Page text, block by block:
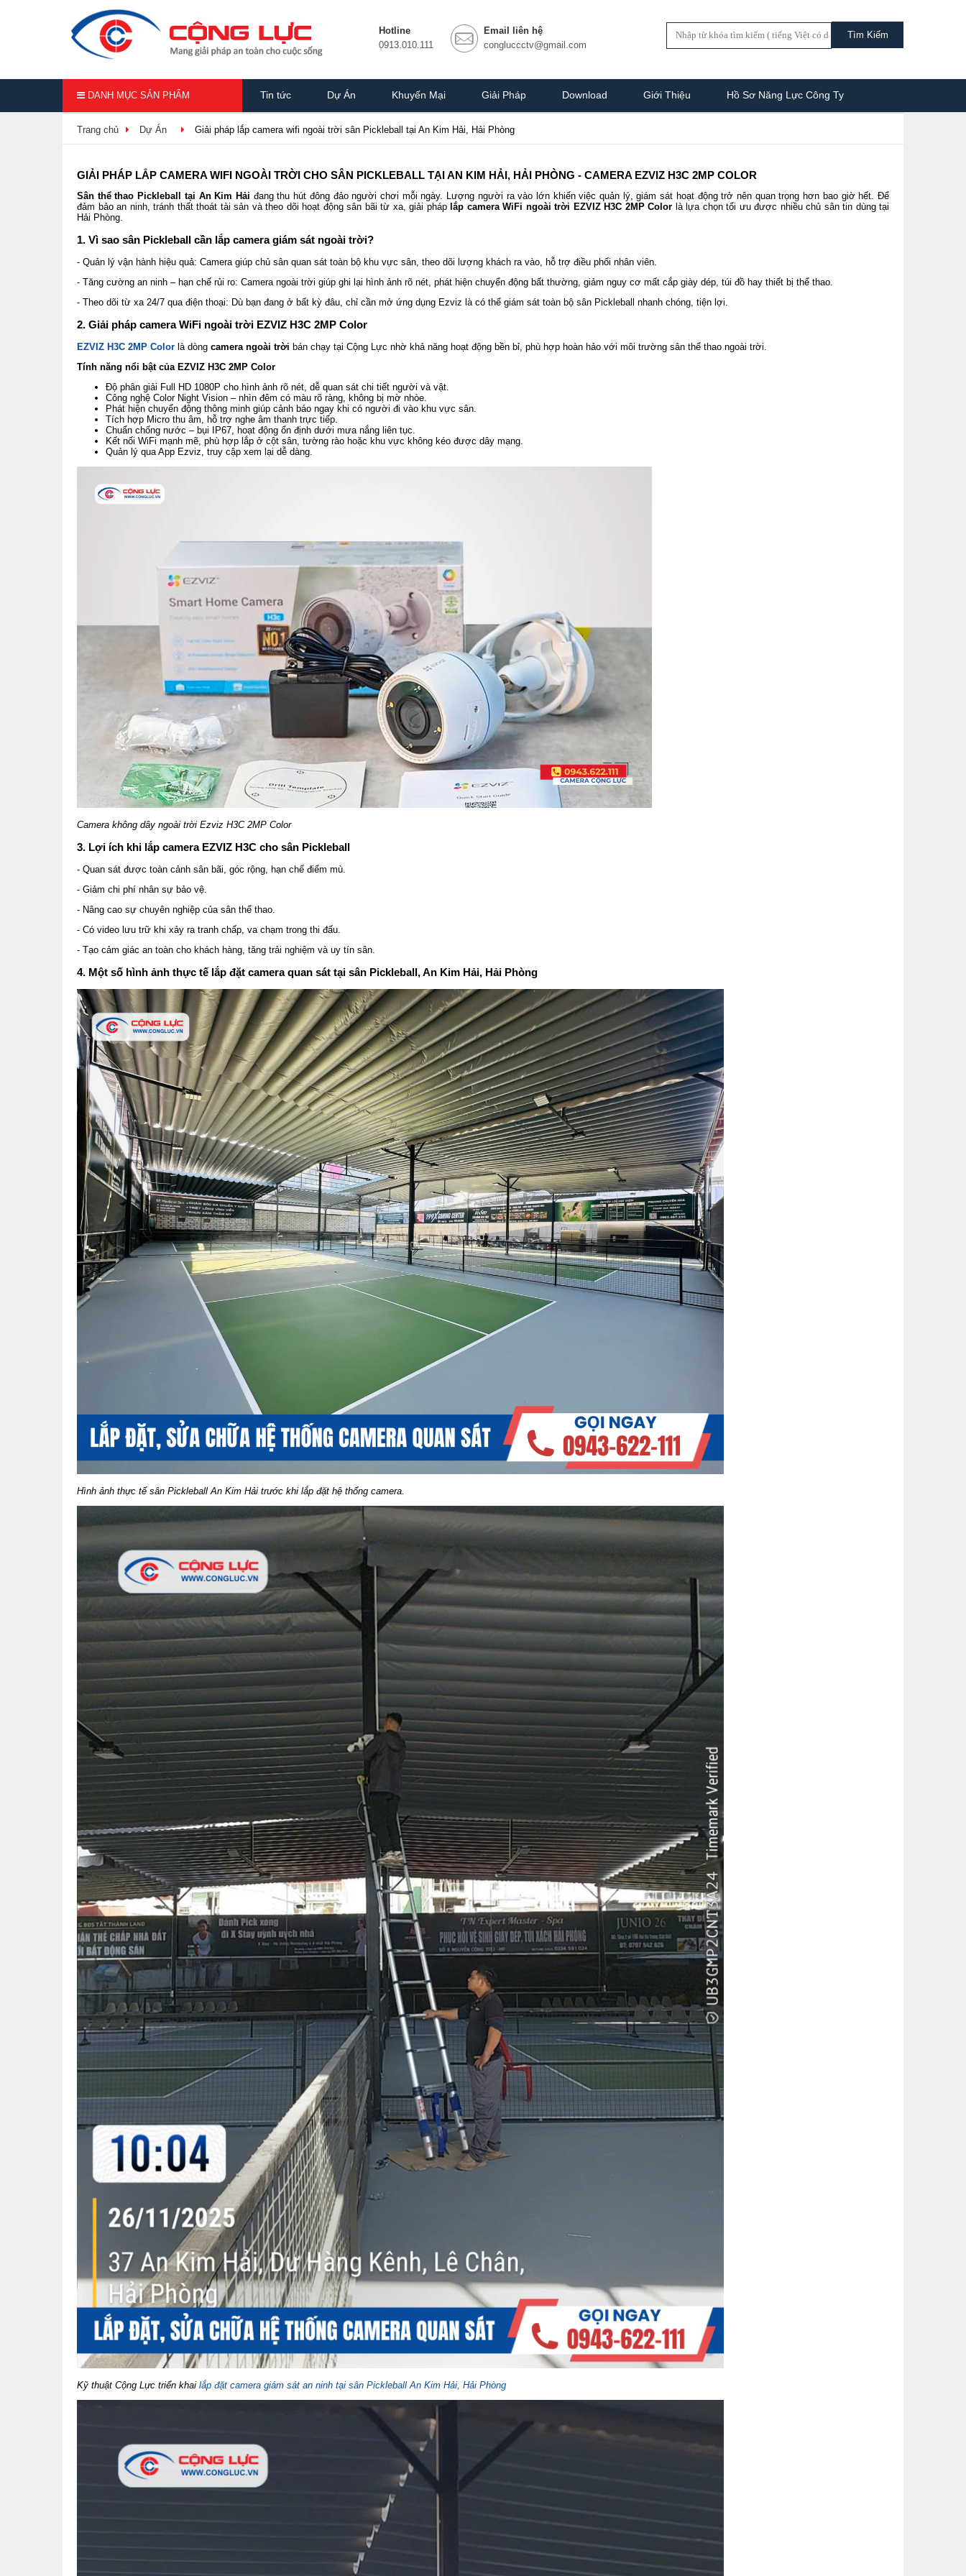
Hotline
0913.010.111
Email liên hệ
congluccctv@gmail.com
DANH MỤC SẢN PHẨM Tin tức Dự Án Khuyến Mại Giải Pháp Download Giới Thiệu Hồ Sơ Năng Lực Công Ty
Trang chủ Dự Án Giải pháp lắp camera wifi ngoài trời sân Pickleball tại An Kim Hải, Hải Phòng
GIẢI PHÁP LẮP CAMERA WIFI NGOÀI TRỜI CHO SÂN PICKLEBALL TẠI AN KIM HẢI, HẢI PHÒNG - CAMERA EZVIZ H3C 2MP COLOR
Sân thể thao Pickleball tại An Kim Hải đang thu hút đông đảo người chơi mỗi ngày. Lượng người ra vào lớn khiến việc quản lý, giám sát hoạt động trở nên quan trọng hơn bao giờ hết. Để
đảm bảo an ninh, tránh thất thoát tài sản và theo dõi hoạt động sân bãi từ xa, giải pháplắp camera WiFi ngoài trời EZVIZ H3C 2MP Color là lựa chọn tối ưu được nhiều chủ sân tin dùng tại
Hải Phòng.
1. Vì sao sân Pickleball cần lắp camera giám sát ngoài trời?
- Quản lý vận hành hiệu quả: Camera giúp chủ sân quan sát toàn bộ khu vực sân, theo dõi lượng khách ra vào, hỗ trợ điều phối nhân viên.
- Tăng cường an ninh – hạn chế rủi ro: Camera ngoài trời giúp ghi lại hình ảnh rõ nét, phát hiện chuyển động bất thường, giảm nguy cơ mất cắp giày dép, túi đồ hay thiết bị thể thao.
- Theo dõi từ xa 24/7 qua điện thoại: Dù bạn đang ở bất kỳ đâu, chỉ cần mở ứng dụng Ezviz là có thể giám sát toàn bộ sân Pickleball nhanh chóng, tiện lợi.
2. Giải pháp camera WiFi ngoài trời EZVIZ H3C 2MP Color
EZVIZ H3C 2MP Color là dòng camera ngoài trời bán chạy tại Cộng Lực nhờ khả năng hoạt động bền bỉ, phù hợp hoàn hảo với môi trường sân thể thao ngoài trời.
Tính năng nổi bật của EZVIZ H3C 2MP Color
Độ phân giải Full HD 1080P cho hình ảnh rõ nét, dễ quan sát chi tiết người và vật.
Công nghệ Color Night Vision – nhìn đêm có màu rõ ràng, không bị mờ nhòe.
Phát hiện chuyển động thông minh giúp cảnh báo ngay khi có người đi vào khu vực sân.
Tích hợp Micro thu âm, hỗ trợ nghe âm thanh trực tiếp.
Chuẩn chống nước – bụi IP67, hoạt động ổn định dưới mưa nắng liên tục.
Kết nối WiFi mạnh mẽ, phù hợp lắp ở cột sân, tường rào hoặc khu vực không kéo được dây mạng.
Quản lý qua App Ezviz, truy cập xem lại dễ dàng.
Camera không dây ngoài trời Ezviz H3C 2MP Color
3. Lợi ích khi lắp camera EZVIZ H3C cho sân Pickleball
- Quan sát được toàn cảnh sân bãi, góc rộng, hạn chế điểm mù.
- Giảm chi phí nhân sự bảo vệ.
- Nâng cao sự chuyên nghiệp của sân thể thao.
- Có video lưu trữ khi xảy ra tranh chấp, va chạm trong thi đấu.
- Tạo cảm giác an toàn cho khách hàng, tăng trải nghiệm và uy tín sân.
4. Một số hình ảnh thực tế lắp đặt camera quan sát tại sân Pickleball, An Kim Hải, Hải Phòng
Hình ảnh thực tế sân Pickleball An Kim Hải trước khi lắp đặt hệ thống camera.
Kỹ thuật Cộng Lực triển khai lắp đặt camera giám sát an ninh tại sân Pickleball An Kim Hải, Hải Phòng